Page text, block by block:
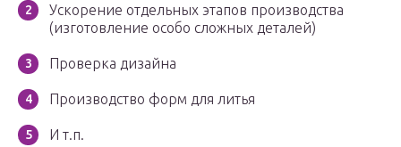
Ускорение отдельных этапов производства
(изготовление особо сложных деталей)
Проверка дизайна
Производство форм для литья
И т.п.